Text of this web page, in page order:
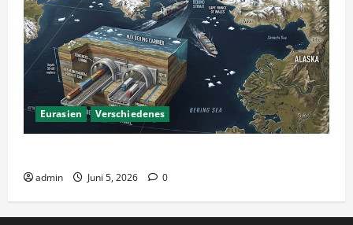
Eurasien Verschiedenes
admin Juni 5, 2026 0